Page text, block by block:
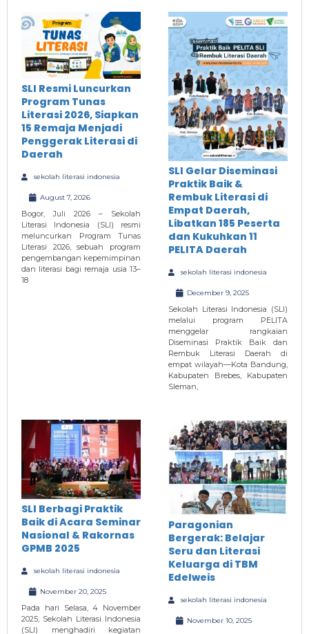
SLI Resmi Luncurkan
Program Tunas
Literasi 2026, Siapkan
15 Remaja Menjadi
Penggerak Literasi di
Daerah
sekolah literasi indonesia
August 7, 2026
Bogor, Juli 2026 – Sekolah
Literasi Indonesia (SLI) resmi
meluncurkan Program Tunas
Literasi 2026, sebuah program
pengembangan kepemimpinan
dan literasi bagi remaja usia 13–
18
SLI Gelar Diseminasi
Praktik Baik &
Rembuk Literasi di
Empat Daerah,
Libatkan 185 Peserta
dan Kukuhkan 11
PELITA Daerah
sekolah literasi indonesia
December 9, 2025
Sekolah Literasi Indonesia (SLI)
melalui program PELITA
menggelar rangkaian
Diseminasi Praktik Baik dan
Rembuk Literasi Daerah di
empat wilayah—Kota Bandung,
Kabupaten Brebes, Kabupaten
Sleman,
SLI Berbagi Praktik
Baik di Acara Seminar
Nasional & Rakornas
GPMB 2025
sekolah literasi indonesia
November 20, 2025
Pada hari Selasa, 4 November
2025, Sekolah Literasi Indonesia
(SLI) menghadiri kegiatan
Paragonian
Bergerak: Belajar
Seru dan Literasi
Keluarga di TBM
Edelweis
sekolah literasi indonesia
November 10, 2025